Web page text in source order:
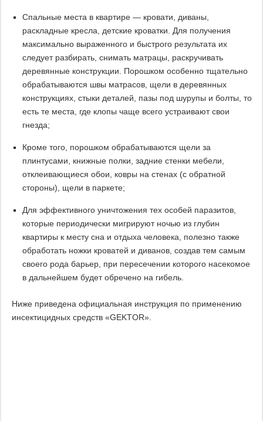
Спальные места в квартире — кровати, диваны,
раскладные кресла, детские кроватки. Для получения
максимально выраженного и быстрого результата их
следует разбирать, снимать матрацы, раскручивать
деревянные конструкции. Порошком особенно тщательно
обрабатываются швы матрасов, щели в деревянных
конструкциях, стыки деталей, пазы под шурупы и болты, то
есть те места, где клопы чаще всего устраивают свои
гнезда;
Кроме того, порошком обрабатываются щели за
плинтусами, книжные полки, задние стенки мебели,
отклеивающиеся обои, ковры на стенах (с обратной
стороны), щели в паркете;
Для эффективного уничтожения тех особей паразитов,
которые периодически мигрируют ночью из глубин
квартиры к месту сна и отдыха человека, полезно также
обработать ножки кроватей и диванов, создав тем самым
своего рода барьер, при пересечении которого насекомое
в дальнейшем будет обречено на гибель.
Ниже приведена официальная инструкция по применению
инсектицидных средств «GEKTOR».